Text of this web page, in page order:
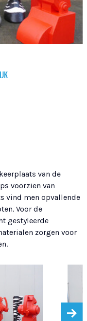
van de
voorzien van
vind men opvallende
Voor de
gestyleerde
zorgen voor
›